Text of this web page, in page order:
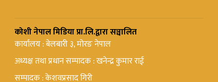
कोशी नेपाल मिडिया प्रा.लि.द्वारा सञ्चालित
कार्यालय : बेलबारी ३, मोरङ नेपाल
अध्यक्ष तथा प्रधान सम्पादक : खनेन्द्र कुमार राई
सम्पादक : केशवप्रसाद गिरी